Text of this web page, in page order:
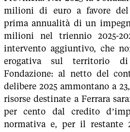
milioni di euro a favore del
prima annualità di un
milioni nel triennio 2025-
intervento aggiuntivo, che
erogativa sul territorio
Fondazione: al netto del
delibere 2025 ammontano a
risorse destinate a Ferrara
per cento dal credito
normativa e, per il restante